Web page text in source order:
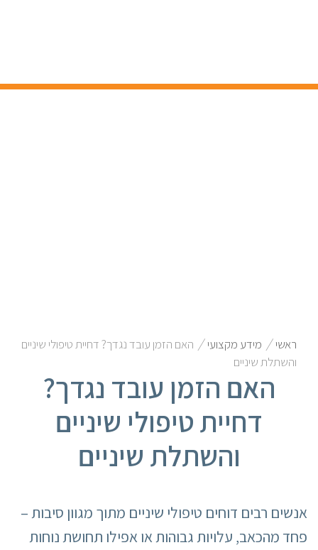
ראשי / מידע מקצועי / האם הזמן עובד נגדך? דחיית טיפולי שיניים
והשתלת שיניים
האם הזמן עובד נגדך?
דחיית טיפולי שיניים
והשתלת שיניים
אנשים רבים דוחים טיפולי שיניים מתוך מגוון סיבות –
פחד מהכאב, עלויות גבוהות או אפילו תחושת נוחות